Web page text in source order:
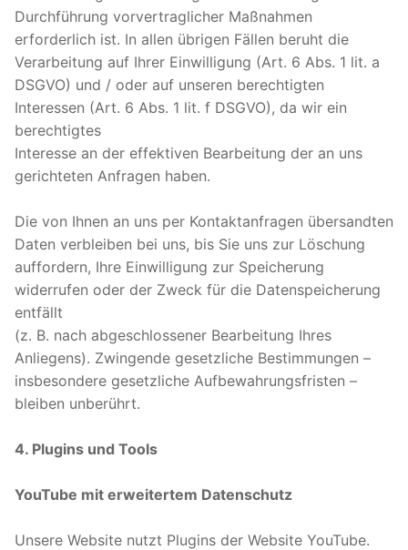
Durchführung vorvertraglicher Maßnahmen
erforderlich ist. In allen übrigen Fällen beruht die
Verarbeitung auf Ihrer Einwilligung (Art. 6 Abs. 1 lit. a
DSGVO) und / oder auf unseren berechtigten
Interessen (Art. 6 Abs. 1 lit. f DSGVO), da wir ein
berechtigtes
Interesse an der effektiven Bearbeitung der an uns
gerichteten Anfragen haben.
Die von Ihnen an uns per Kontaktanfragen übersandten
Daten verbleiben bei uns, bis Sie uns zur Löschung
auffordern, Ihre Einwilligung zur Speicherung
widerrufen oder der Zweck für die Datenspeicherung
entfällt
(z. B. nach abgeschlossener Bearbeitung Ihres
Anliegens). Zwingende gesetzliche Bestimmungen –
insbesondere gesetzliche Aufbewahrungsfristen –
bleiben unberührt.
4. Plugins und Tools
YouTube mit erweitertem Datenschutz
Unsere Website nutzt Plugins der Website YouTube.